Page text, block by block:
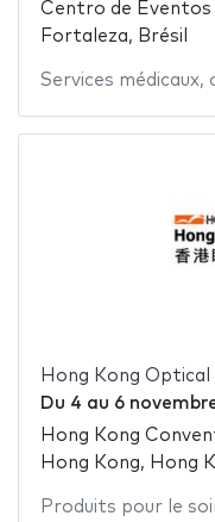
Centro de Eventos
Fortaleza, Brésil
Services médicaux,
Hong Kong Optical
Du 4 au 6
Hong Kong
Hong Kong, Hong
Produits pour le